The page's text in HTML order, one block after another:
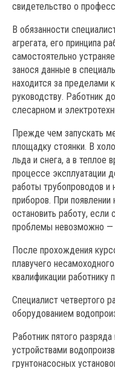
свидетельство о
В обязанности
агрегата, его принципа
самостоятельно
занося данные в
находится за
руководству. Работник
слесарном и
Прежде чем запускать
площадку стоянки. В
льда и снега, а в теплое
процессе эксплуатации
работы трубопроводов и
приборов. При
остановить работу, если
проблемы невозможно —
После прохождения
плавучего
квалификации работнику
Специалист четвертого
оборудованием
Работник пятого
устройствами
грунтонасосных